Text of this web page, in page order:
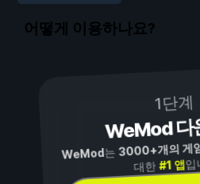
어떻게 이용하나요?
1단계
WeMod 다
WeMod는3000+개의 게
대한#1 앱입